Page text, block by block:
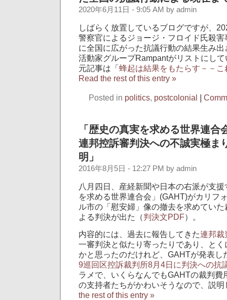
2020年6月11日 - 9:05 AM by admin
しばらく放置しているブログですが、
警察官によるジョージ・フロイド氏殺
に全国に広がった抗議行動の結果生み
活動家グループRampantがリストにし
元記事は「蜂起は結果をもたらす－－
Read the rest of this entry »
Posted in politics, postcolonial |
「歴史の真実を求める世界連合
連邦控訴審判決への不誠実極ま
明」
2016年8月5日 - 12:27 PM by admin
八月四日、産経新聞や日本の右派が支
を求める世界連合会」(GAHT)がカリフ
ル市の「慰安婦」像の撤去を求めてい
よる判決が出た（判決文PDF）。
内容的には、過去に報告してきた連邦裁
一審判決と似たり寄ったりであり、と
かと思ったのだけれど、GAHTが発表し
9巡回区控訴裁判所8月4日に判決への抗
ラメで、いくらなんでもGAHTの裁判費
の支持者たちがかわいそうなので、説
the rest of this entry »